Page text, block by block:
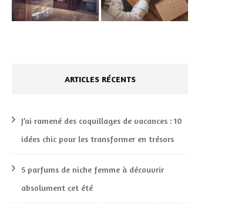
ARTICLES RÉCENTS
J’ai ramené des coquillages de vacances : 10
idées chic pour les transformer en trésors
5 parfums de niche femme à découvrir
absolument cet été